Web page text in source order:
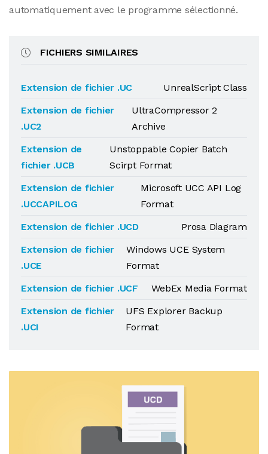
automatiquement avec le programme sélectionné.
FICHIERS SIMILAIRES
Extension de fichier .UC
UnrealScript Class
Extension de fichier
.UC2
UltraCompressor 2
Archive
Extension de
fichier .UCB
Unstoppable Copier Batch
Scirpt Format
Extension de fichier
.UCCAPILOG
Microsoft UCC API Log
Format
Extension de fichier .UCD
Prosa Diagram
Extension de fichier
.UCE
Windows UCE System
Format
Extension de fichier .UCF
WebEx Media Format
Extension de fichier
.UCI
UFS Explorer Backup
Format